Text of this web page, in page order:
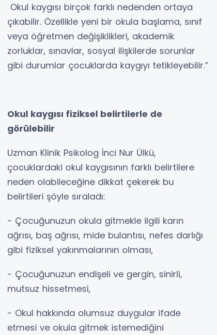
Okul kaygısı birçok farklı nedenden ortaya
çıkabilir. Özellikle yeni bir okula başlama, sınıf
veya öğretmen değişiklikleri, akademik
zorluklar, sınavlar, sosyal ilişkilerde sorunlar
gibi durumlar çocuklarda kaygıyı tetikleyebilir.”
Okul kaygısı fiziksel belirtilerle de
görülebilir
Uzman Klinik Psikolog İnci Nur Ülkü,
çocuklardaki okul kaygısının farklı belirtilere
neden olabileceğine dikkat çekerek bu
belirtileri şöyle sıraladı:
- Çocuğunuzun okula gitmekle ilgili karın
ağrısı, baş ağrısı, mide bulantısı, nefes darlığı
gibi fiziksel yakınmalarının olması,
- Çocuğunuzun endişeli ve gergin, sinirli,
mutsuz hissetmesi,
- Okul hakkında olumsuz duygular ifade
etmesi ve okula gitmek istemediğini